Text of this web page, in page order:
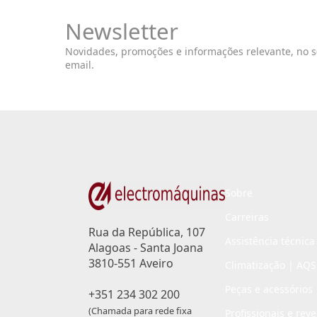
Newsletter
Novidades, promoções e informações relevante, no
email.
Rua da República, 107
Alagoas - Santa Joana
3810-551 Aveiro
+351 234 302 200
(Chamada para rede fixa